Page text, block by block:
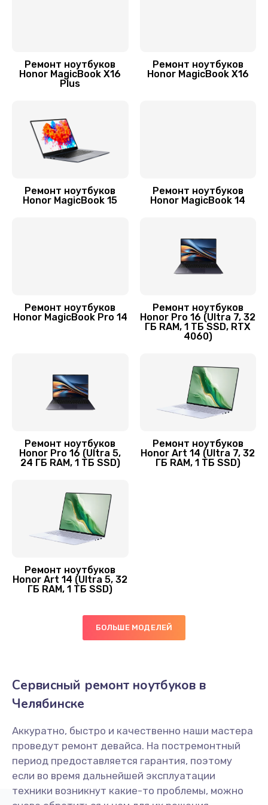
Замена шим-контроллера
Замена системы охлаждения
Заказать
890 руб.
Заказать
2100 руб.
Заказать
Замена термопасты
1645 руб.
Замена оперативной памяти
Замена жесткого диска
Заказать
Замена микрофона
2050 руб.
Ремонт ноутбуков
Honor MagicBook X16
Plus
Ремонт ноутбуков
Honor MagicBook X16
Ремонт ноутбуков
Honor MagicBook 15
Ремонт ноутбуков
Honor MagicBook 14
Ремонт ноутбуков
Honor MagicBook Pro 14
Ремонт ноутбуков
Honor Pro 16 (Ultra 7, 32
ГБ RAM, 1 ТБ SSD, RTX
4060)
Ремонт ноутбуков
Honor Pro 16 (Ultra 5,
24 ГБ RAM, 1 ТБ SSD)
Ремонт ноутбуков
Honor Art 14 (Ultra 7, 32
ГБ RAM, 1 ТБ SSD)
Ремонт ноутбуков
Honor Art 14 (Ultra 5, 32
ГБ RAM, 1 ТБ SSD)
БОЛЬШЕ МОДЕЛЕЙ
Сервисный ремонт ноутбуков в
Челябинске
Аккуратно, быстро и качественно наши мастера
проведут ремонт девайса. На постремонтный
период предоставляется гарантия, поэтому
если во время дальнейшей эксплуатации
техники возникнут какие-то проблемы, можно